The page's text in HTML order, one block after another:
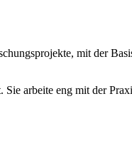
mit der
arbeite eng mit der